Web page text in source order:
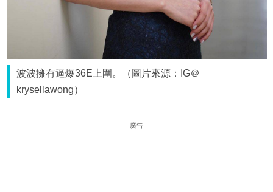
波波擁有逼爆36E上圍。（圖片來源：IG＠
krysellawong）
廣告